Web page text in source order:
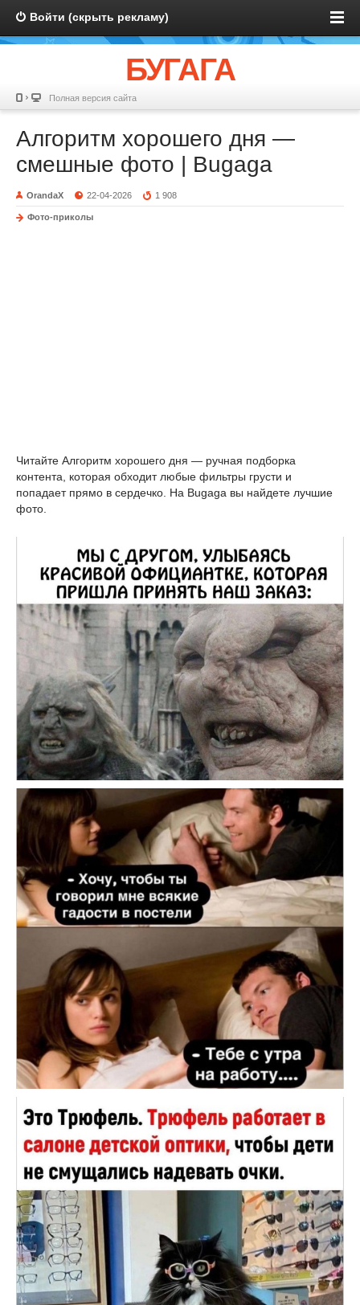
Войти (скрыть рекламу)
БУГАГА
Полная версия сайта
Алгоритм хорошего дня —
смешные фото | Bugaga
OrandaX 22-04-2026 1 908
Фото-приколы
Читайте Алгоритм хорошего дня — ручная подборка
контента, которая обходит любые фильтры грусти и
попадает прямо в сердечко. На Bugaga вы найдете лучшие
фото.